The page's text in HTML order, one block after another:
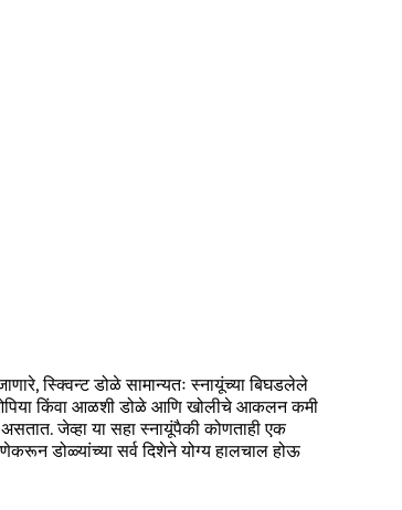
स्क्विन्ट डोळे सामान्यतः स्नायूंच्या बिघडलेले
किंवा आळशी डोळे आणि खोलीचे आकलन कमी
असतात. जेव्हा या सहा स्नायूंपैकी कोणताही एक
डोळ्यांच्या सर्व दिशेने योग्य हालचाल होऊ